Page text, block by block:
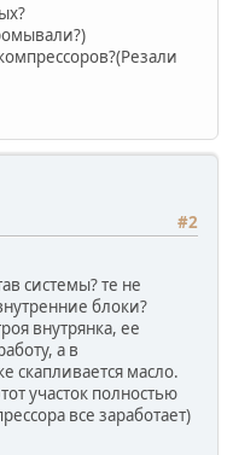
#2
системы? те не
блоки?
внутрянка, ее
а в
скапливается масло.
участок полностью
все заработает)